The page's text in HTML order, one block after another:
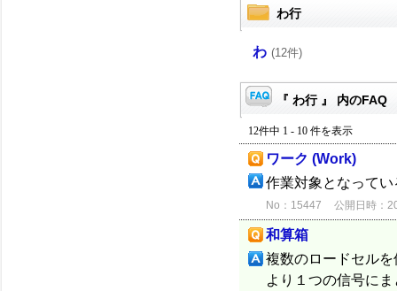
わ行
わ (12件)
『 わ行 』 内のFAQ
12件中 1 - 10 件を表示
ワーク (Work)
作業対象となって
No：15447 公開日時：
和算箱
複数のロードセル
より１つの信号に